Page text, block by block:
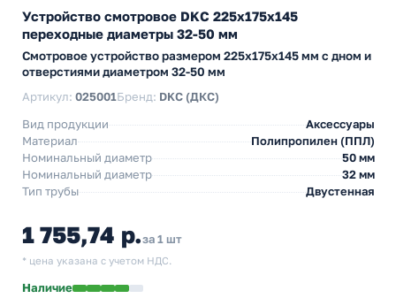
Устройство смотровое DKC 225х175х145
переходные диаметры 32-50 мм
Смотровое устройство размером 225х175х145 мм с дном и
отверстиями диаметром 32-50 мм
Артикул: 025001Бренд: DKC (ДКС)
Вид продукции
Аксессуары
Материал
Полипропилен (ППЛ)
Номинальный диаметр
50 мм
Номинальный диаметр
32 мм
Тип трубы
Двустенная
1 755,74 р.за 1 шт
* цена указана с учетом НДС.
Наличие